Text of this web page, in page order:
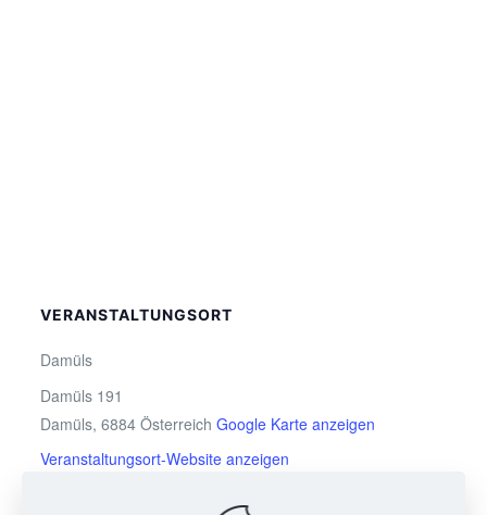
VERANSTALTUNGSORT
Damüls
Damüls 191
Damüls, 6884 Österreich Google Karte anzeigen
Veranstaltungsort-Website anzeigen